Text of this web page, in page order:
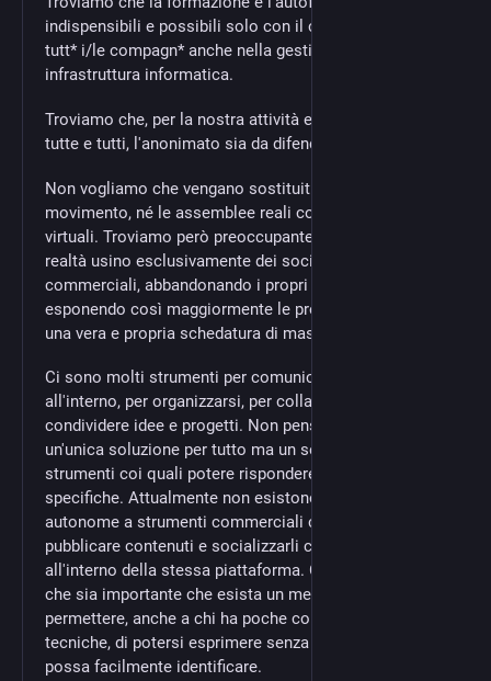
indispensibili e possibili solo con il coinvolgimento di
tutt* i/le compagn* anche nella gestione di una
infrastruttura informatica.
Troviamo che, per la nostra attività e per la libertà di
tutte e tutti, l'anonimato sia da difendere.
Non vogliamo che vengano sostituiti i blog/siti di
movimento, né le assemblee reali con assemblee
virtuali. Troviamo però preoccupante che diverse
realtà usino esclusivamente dei social network
commerciali, abbandonando i propri Blog/Siti,
esponendo così maggiormente le proprie militanti a
una vera e propria schedatura di massa.
Ci sono molti strumenti per comunicare all'esterno e
all'interno, per organizzarsi, per collaborare e
condividere idee e progetti. Non pensiamo ci sia
un'unica soluzione per tutto ma un set di differenti
strumenti coi quali potere rispondere ad esigenze
specifiche. Attualmente non esistono alternative
autonome a strumenti commerciali che permettano di
pubblicare contenuti e socializzarli con altre persone
all'interno della stessa piattaforma. Crediamo invece
che sia importante che esista un mezzo capace di
permettere, anche a chi ha poche competenze
tecniche, di potersi esprimere senza che qualcuno lo
possa facilmente identificare.